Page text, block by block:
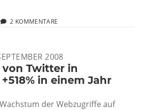
2 KOMMENTARE
2008
Twitter in
in einem Jahr
der Webzugriffe auf